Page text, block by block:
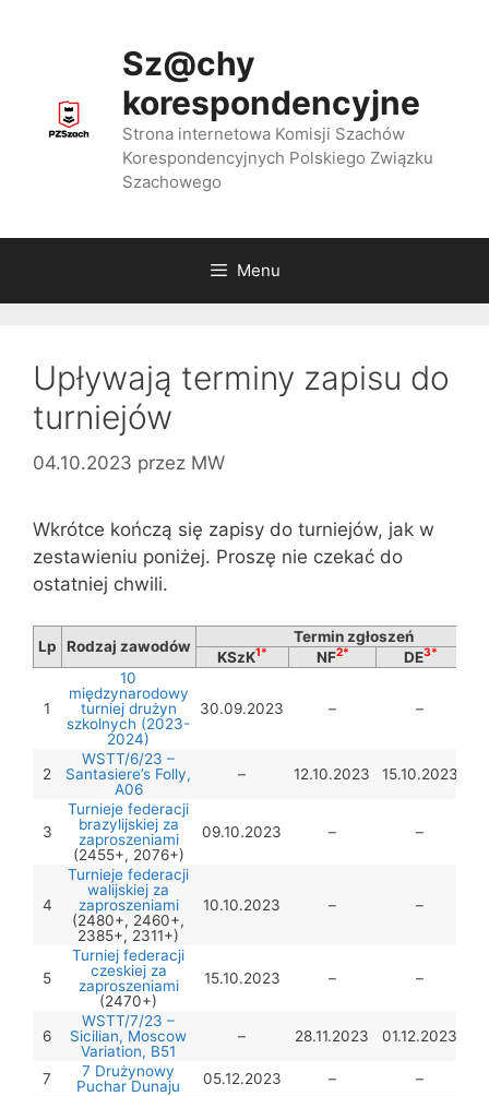
Sz@chy
korespondencyjne
Strona internetowa Komisji Szachów
Korespondencyjnych Polskiego Związku
Szachowego
Menu
Upływają terminy zapisu do
turniejów
04.10.2023 przez MW
Wkrótce kończą się zapisy do turniejów, jak w
zestawieniu poniżej. Proszę nie czekać do
ostatniej chwili.
Lp Rodzaj zawodów
Termin zgłoszeń
KSzK1* NF2* DE3*
1
10
międzynarodowy
turniej drużyn
szkolnych (2023-
2024)
30.09.2023 – –
2
WSTT/6/23 –
Santasiere’s Folly,
A06
– 12.10.2023 15.10.2023
3
Turnieje federacji
brazylijskiej za
zaproszeniami
(2455+, 2076+)
09.10.2023 – –
4
Turnieje federacji
walijskiej za
zaproszeniami
(2480+, 2460+,
2385+, 2311+)
10.10.2023 – –
5
Turniej federacji
czeskiej za
zaproszeniami
(2470+)
15.10.2023 – –
6
WSTT/7/23 –
Sicilian, Moscow
Variation, B51
– 28.11.2023 01.12.2023
7
7 Drużynowy
Puchar Dunaju
05.12.2023 – –